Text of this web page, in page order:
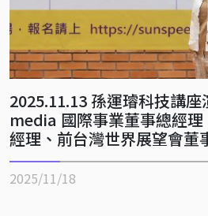
2025.11.13 孫運璿科技講
media 國際事業董事總經
經理、前台灣世界展望會董
2025/11/18